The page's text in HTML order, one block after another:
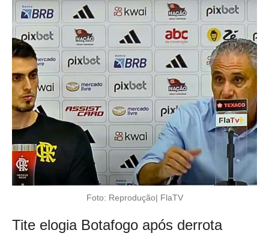
Foto: Reprodução| FlaTV
Tite elogia Botafogo após derrota